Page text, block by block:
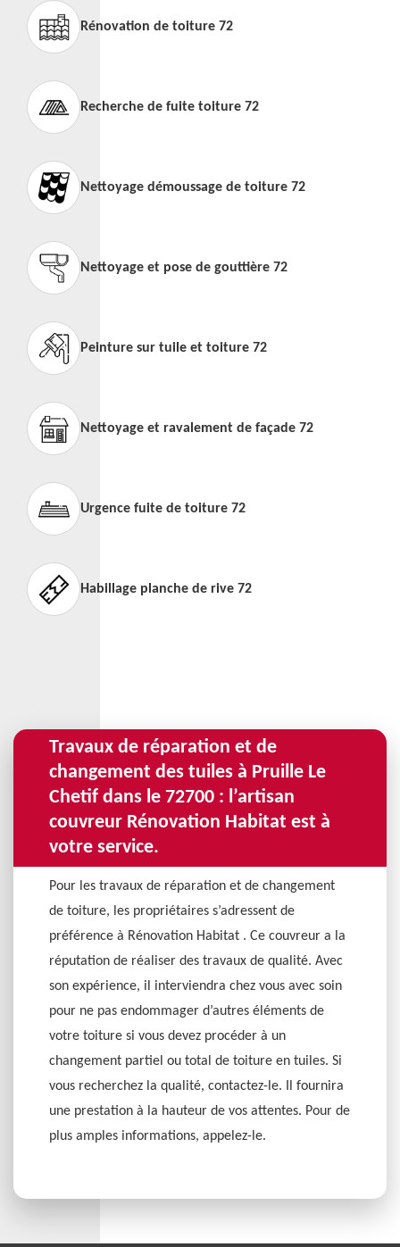
Rénovation de toiture 72
Recherche de fuite toiture 72
Nettoyage démoussage de toiture 72
Nettoyage et pose de gouttière 72
Peinture sur tuile et toiture 72
Nettoyage et ravalement de façade 72
Urgence fuite de toiture 72
Habillage planche de rive 72
Travaux de réparation et de
changement des tuiles à Pruille Le
Chetif dans le 72700 : l’artisan
couvreur Rénovation Habitat est à
votre service.
Pour les travaux de réparation et de changement
de toiture, les propriétaires s’adressent de
préférence à Rénovation Habitat . Ce couvreur a la
réputation de réaliser des travaux de qualité. Avec
son expérience, il interviendra chez vous avec soin
pour ne pas endommager d’autres éléments de
votre toiture si vous devez procéder à un
changement partiel ou total de toiture en tuiles. Si
vous recherchez la qualité, contactez-le. Il fournira
une prestation à la hauteur de vos attentes. Pour de
plus amples informations, appelez-le.